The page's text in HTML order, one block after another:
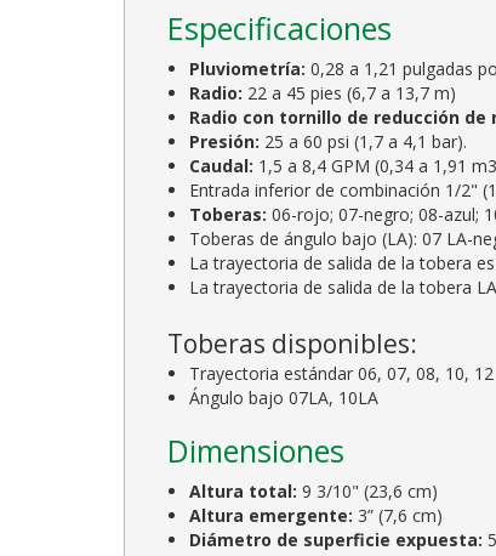
Especificaciones
Pluviometría: 0,28 a 1,21 pulgadas
Radio: 22 a 45 pies (6,7 a 13,7 m)
Radio con tornillo de reducción de
Presión: 25 a 60 psi (1,7 a 4,1 bar).
Caudal: 1,5 a 8,4 GPM (0,34 a 1,91
Entrada inferior de combinación 1/2"
Toberas: 06-rojo; 07-negro; 08-azul;
Toberas de ángulo bajo (LA): 07 LA-
La trayectoria de salida de la tobera
La trayectoria de salida de la tobera
Toberas disponibles:
Trayectoria estándar 06, 07, 08, 10, 12
Ángulo bajo 07LA, 10LA
Dimensiones
Altura total: 9 3/10" (23,6 cm)
Altura emergente: 3” (7,6 cm)
Diámetro de superficie expuesta: